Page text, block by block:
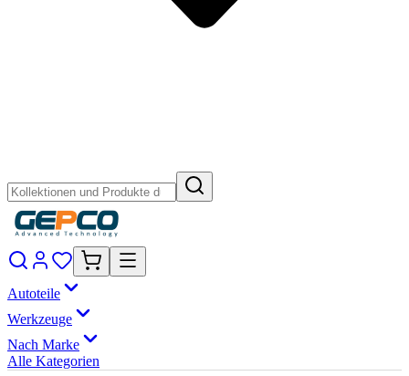
Autoteile
Werkzeuge
Nach Marke
Alle Kategorien